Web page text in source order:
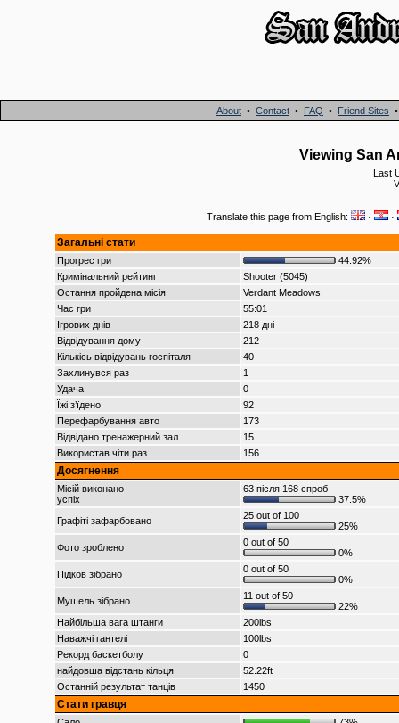
About • Contact • FAQ • Friend Sites
Viewing San
Last
Translate this page from English: · ·
Загальні стати
Прогрес гри
44.92%
Кримінальний рейтинг
Shooter (5045)
Остання пройдена місія
Verdant Meadows
Час гри
55:01
Ігрових днів
218 дні
Відвідування дому
212
Кількісь відвідувань госпіталя
40
Захлинувся раз
1
Удача
0
Їжі з’їдено
92
Перефарбування авто
173
Відвідано тренажерний зал
15
Використав чіти раз
156
Досягнення
Місій виконано
успіх
63 після 168 спроб
37.5%
Графіті зафарбовано
25 out of 100
25%
Фото зроблено
0 out of 50
0%
Підков зібрано
0 out of 50
0%
Мушель зібрано
11 out of 50
22%
Найбільша вага штанги
200lbs
Наважчі гантелі
100lbs
Рекорд баскетболу
0
найдовша відстань кільця
52.22ft
Останній результат танців
1450
Стати гравця